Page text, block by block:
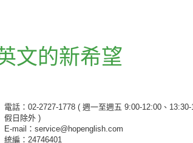
文的新希望
電話：02-2727-1778 ( 週一至週五 9:00-12:00、
假日除外 )
E-mail：service@hopenglish.com
統編：24746401